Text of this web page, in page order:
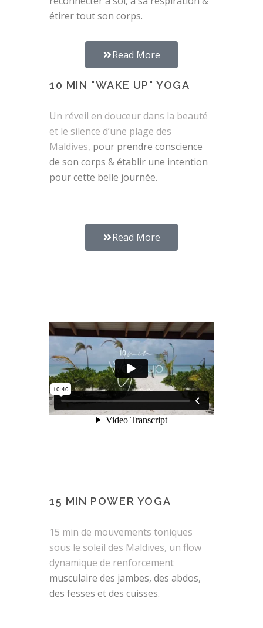
étirer tout son corps.
Read More
10 MIN "WAKE UP" YOGA
Un réveil en douceur dans la beauté
et le silence d’une plage des
Maldives, pour prendre conscience
de son corps & établir une intention
pour cette belle journée.
Read More
15 MIN POWER YOGA
15 min de mouvements toniques
sous le soleil des Maldives, un flow
dynamique de renforcement
musculaire des jambes, des abdos,
des fesses et des cuisses.